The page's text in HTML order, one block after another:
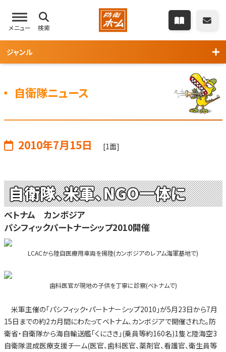
メニュー 検索
ジャンル
自衛隊ニュース
2010年7月15日 [1面]
自衛隊、米軍、NGO一体に
ベトナム カンボジア
パシフィックパートナーシップ2010開催
LCACから陸自医療用車両を揚陸(カンボジアのレアム海軍基地で)
歯科医官が現地の子供を丁寧に診察(ベトナムで)
米軍主催の「パシフィック・パートナーシップ2010」が5月23日から7月
15日までの約2カ月間にわたってベトナム、カンボジアで開催された。防
衛省・自衛隊から海自輸送艦「くにさき」(乗員等約160名)1隻と陸海空3
自衛隊混成医療支援チーム(医官、歯科医官、薬剤官、看護官、衛生員等